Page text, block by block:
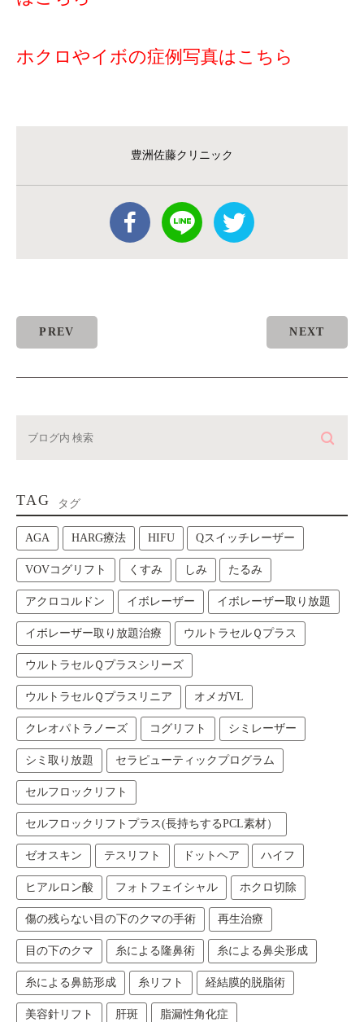
ホクロやイボの症例写真はこちら
豊洲佐藤クリニック
PREV NEXT
TAG タグ
AGA HARG療法 HIFU Qスイッチレーザー
VOVコグリフト くすみ しみ たるみ
アクロコルドン イボレーザー イボレーザー取り放題
イボレーザー取り放題治療 ウルトラセルＱプラス
ウルトラセルＱプラスシリーズ
ウルトラセルＱプラスリニア オメガVL
クレオパトラノーズ コグリフト シミレーザー
シミ取り放題 セラピューティックプログラム
セルフロックリフト
セルフロックリフトプラス(長持ちするPCL素材）
ゼオスキン テスリフト ドットヘア ハイフ
ヒアルロン酸 フォトフェイシャル ホクロ切除
傷の残らない目の下のクマの手術 再生治療
目の下のクマ 糸による隆鼻術 糸による鼻尖形成
糸による鼻筋形成 糸リフト 経結膜的脱脂術
美容針リフト 肝斑 脂漏性角化症